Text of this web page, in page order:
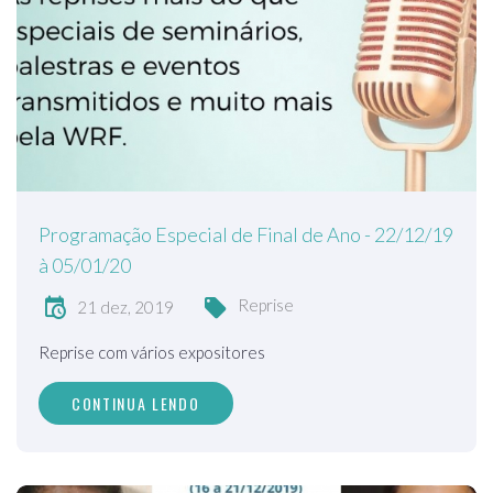
Programação Especial de Final de Ano - 22/12/19
à 05/01/20
21 dez, 2019 Reprise
Reprise com vários expositores
CONTINUA LENDO